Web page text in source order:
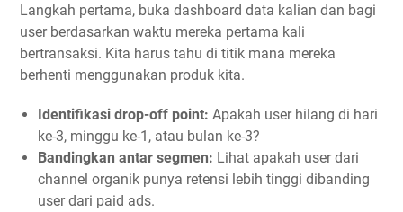
Langkah pertama, buka dashboard data kalian dan bagi
user berdasarkan waktu mereka pertama kali
bertransaksi. Kita harus tahu di titik mana mereka
berhenti menggunakan produk kita.
Identifikasi drop-off point: Apakah user hilang di hari
ke-3, minggu ke-1, atau bulan ke-3?
Bandingkan antar segmen: Lihat apakah user dari
channel organik punya retensi lebih tinggi dibanding
user dari paid ads.